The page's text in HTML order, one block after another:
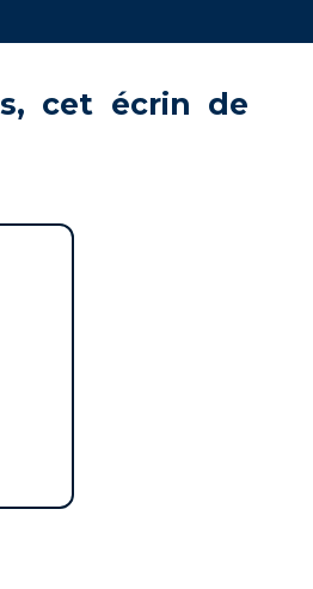
cet écrin de